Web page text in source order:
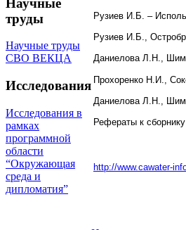
труды
Научные труды
СВО ВЕКЦА
Исследования
Исследования в
рамках
программной
области
“Окружающая
среда и
дипломатия”
Рузиев И.Б. –
Рузиев И.Б.,
Даниелова Л.Н., Шим
Прохоренко Н.И.,
Даниелова Л.Н., Шим
Рефераты к
http://www.cawater-